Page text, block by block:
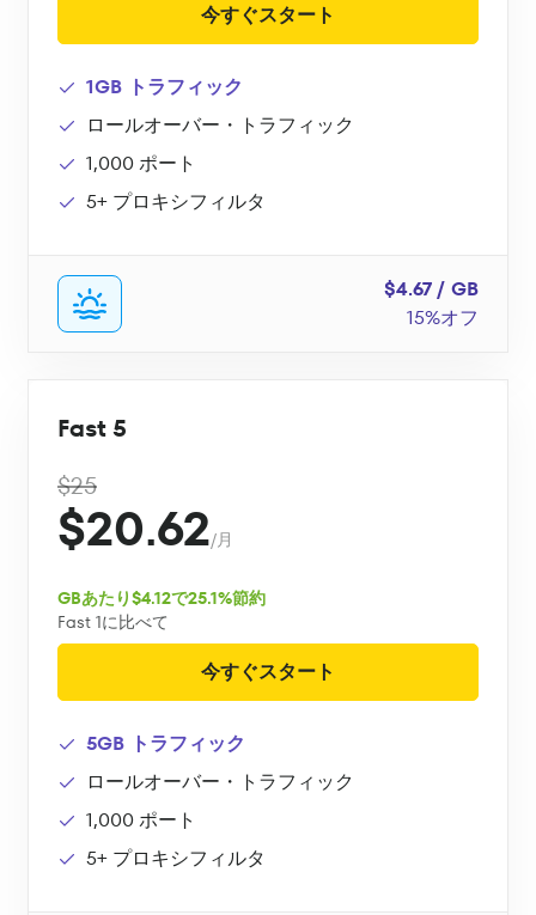
今すぐスタート
1GB トラフィック
ロールオーバー・トラフィック
1,000 ポート
5+ プロキシフィルタ
$4.67 / GB
15%オフ
Fast 5
$25
$20.62/月
GBあたり$4.12で25.1%節約
Fast 1に比べて
今すぐスタート
5GB トラフィック
ロールオーバー・トラフィック
1,000 ポート
5+ プロキシフィルタ